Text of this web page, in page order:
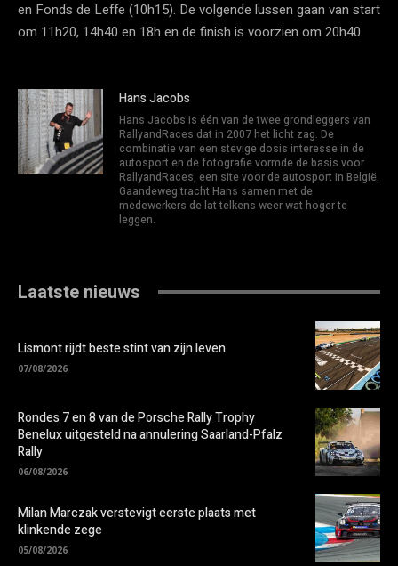
en Fonds de Leffe (10h15). De volgende lussen gaan van start
om 11h20, 14h40 en 18h en de finish is voorzien om 20h40.
Hans Jacobs
Hans Jacobs is één van de twee grondleggers van
RallyandRaces dat in 2007 het licht zag. De
combinatie van een stevige dosis interesse in de
autosport en de fotografie vormde de basis voor
RallyandRaces, een site voor de autosport in België.
Gaandeweg tracht Hans samen met de
medewerkers de lat telkens weer wat hoger te
leggen.
Laatste nieuws
Lismont rijdt beste stint van zijn leven
07/08/2026
Rondes 7 en 8 van de Porsche Rally Trophy
Benelux uitgesteld na annulering Saarland-Pfalz
Rally
06/08/2026
Milan Marczak verstevigt eerste plaats met
klinkende zege
05/08/2026